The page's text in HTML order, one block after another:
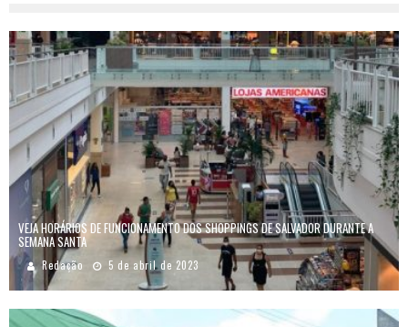
VEJA HORÁRIOS DE FUNCIONAMENTO DOS SHOPPINGS DE SALVADOR DURANTE A
SEMANA SANTA
Redação 5 de abril de 2023